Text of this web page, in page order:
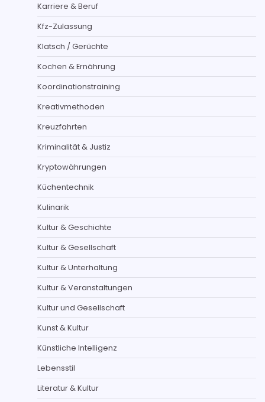
Karriere & Beruf
Kfz-Zulassung
Klatsch / Gerüchte
Kochen & Ernährung
Koordinationstraining
Kreativmethoden
Kreuzfahrten
Kriminalität & Justiz
Kryptowährungen
Küchentechnik
Kulinarik
Kultur & Geschichte
Kultur & Gesellschaft
Kultur & Unterhaltung
Kultur & Veranstaltungen
Kultur und Gesellschaft
Kunst & Kultur
Künstliche Intelligenz
Lebensstil
Literatur & Kultur